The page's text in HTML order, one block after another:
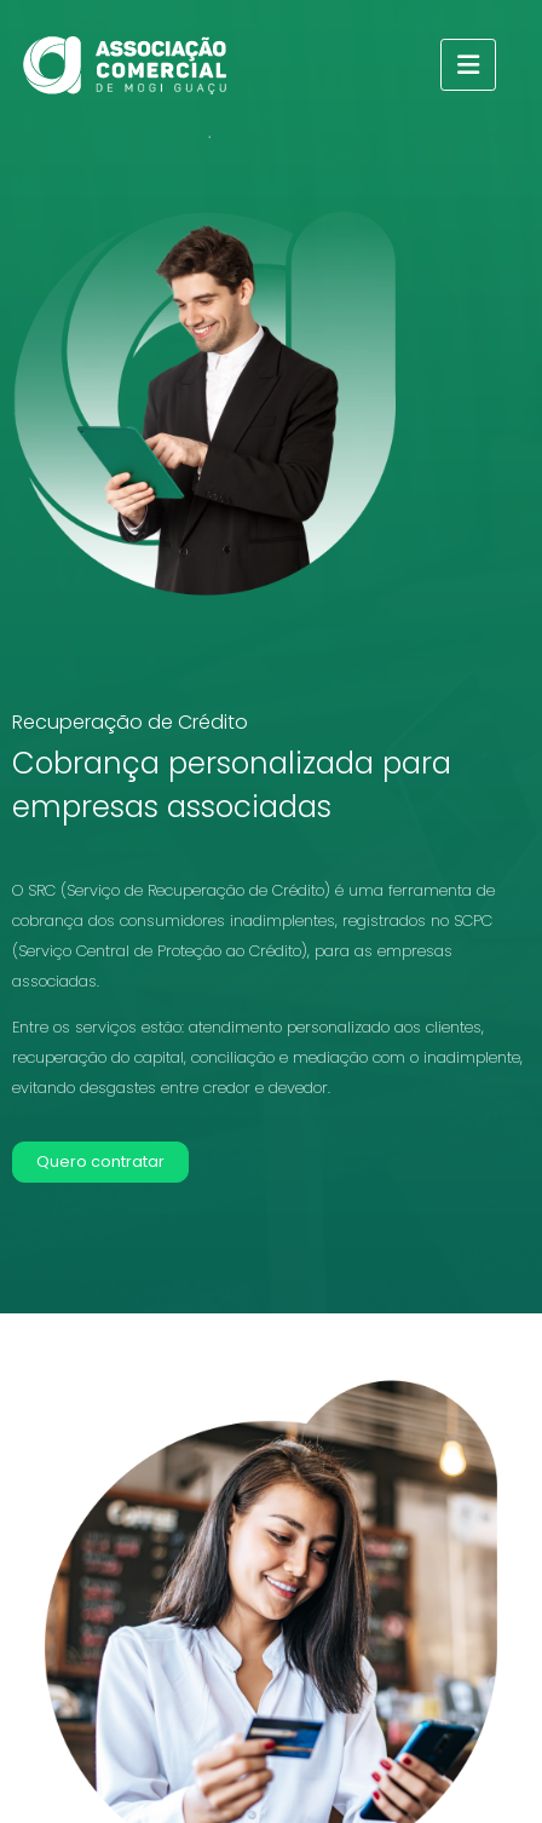
Recuperação de Crédito
Cobrança personalizada para
empresas associadas
O SRC (Serviço de Recuperação de Crédito) é uma ferramenta de
cobrança dos consumidores inadimplentes, registrados no SCPC
(Serviço Central de Proteção ao Crédito), para as empresas
associadas.
Entre os serviços estão: atendimento personalizado aos clientes,
recuperação do capital, conciliação e mediação com o inadimplente,
evitando desgastes entre credor e devedor.
Quero contratar